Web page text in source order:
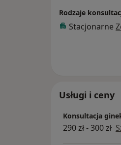
Rodzaje
Stacjonarne
Usługi i ceny
Konsultacja
290 zł - 300 zł